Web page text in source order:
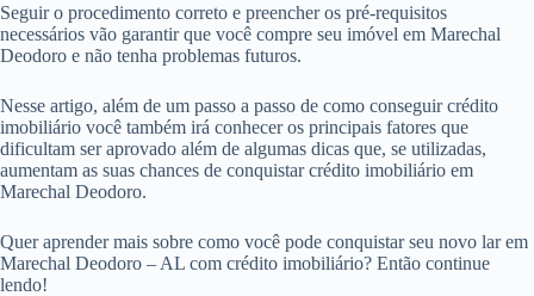
Seguir o procedimento correto e preencher os pré-requisitos
necessários vão garantir que você compre seu imóvel em Marechal
Deodoro e não tenha problemas futuros.
Nesse artigo, além de um passo a passo de como conseguir crédito
imobiliário você também irá conhecer os principais fatores que
dificultam ser aprovado além de algumas dicas que, se utilizadas,
aumentam as suas chances de conquistar crédito imobiliário em
Marechal Deodoro.
Quer aprender mais sobre como você pode conquistar seu novo lar em
Marechal Deodoro – AL com crédito imobiliário? Então continue
lendo!